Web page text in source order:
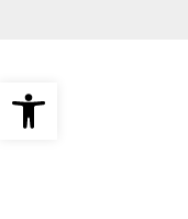
Open toolbar